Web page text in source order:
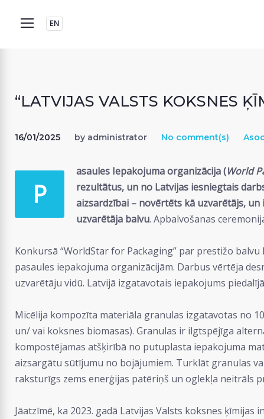
EN
“LATVIJAS VALSTS KOKSNES
16/01/2025 by administrator No comment(s)
P
asaules Iepakojuma organizācija (World
rezultātus, un no Latvijas iesniegtais
aizsardzībai – novērtēts kā uzvarētājs,
uzvarētāja balvu. Apbalvošanas
Konkursā “WorldStar for Packaging” par prestižo
pasaules iepakojuma organizācijām. Darbus vērtēja
uzvarētāju vidū. Latvijā izgatavotais iepakojums
Micēlija kompozīta materiāla granulas izgatavotas no
un/ vai koksnes biomasas). Granulas ir ilgtspējīga
kompostējamas atšķirībā no putuplasta iepakojuma
aizsargātu sūtījumu no bojājumiem. Turklāt granulas
raksturīgs zems enerģijas patēriņš un oglekļa neitrāls
Jāatzīmē, ka 2023. gadā Latvijas Valsts koksnes